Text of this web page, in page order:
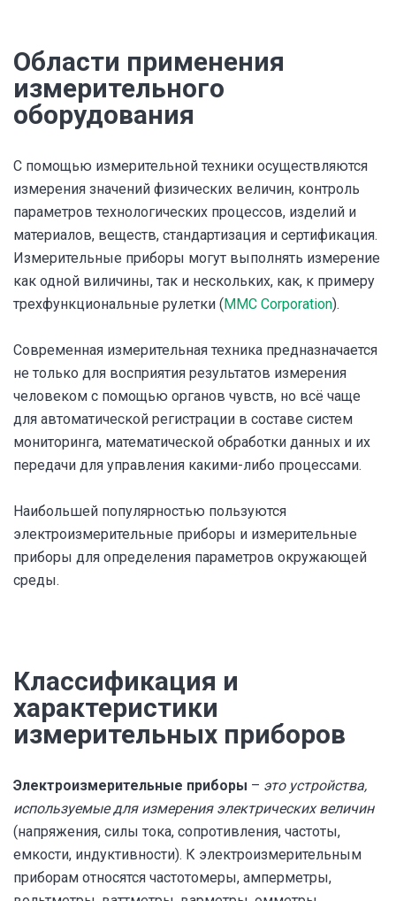
Области применения
измерительного
оборудования
С помощью измерительной техники осуществляются
измерения значений физических величин, контроль
параметров технологических процессов, изделий и
материалов, веществ, стандартизация и сертификация.
Измерительные приборы могут выполнять измерение
как одной виличины, так и нескольких, как, к примеру
трехфункциональные рулетки (MMC Corporation).
Современная измерительная техника предназначается
не только для восприятия результатов измерения
человеком с помощью органов чувств, но всё чаще
для автоматической регистрации в составе систем
мониторинга, математической обработки данных и их
передачи для управления какими-либо процессами.
Наибольшей популярностью пользуются
электроизмерительные приборы и измерительные
приборы для определения параметров окружающей
среды.
Классификация и
характеристики
измерительных приборов
Электроизмерительные приборы – это устройства,
используемые для измерения электрических величин
(напряжения, силы тока, сопротивления, частоты,
емкости, индуктивности). К электроизмерительным
приборам относятся частотомеры, амперметры,